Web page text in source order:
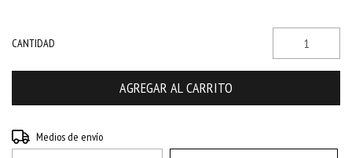
CANTIDAD
Entregas para el CP:
Medios de envío